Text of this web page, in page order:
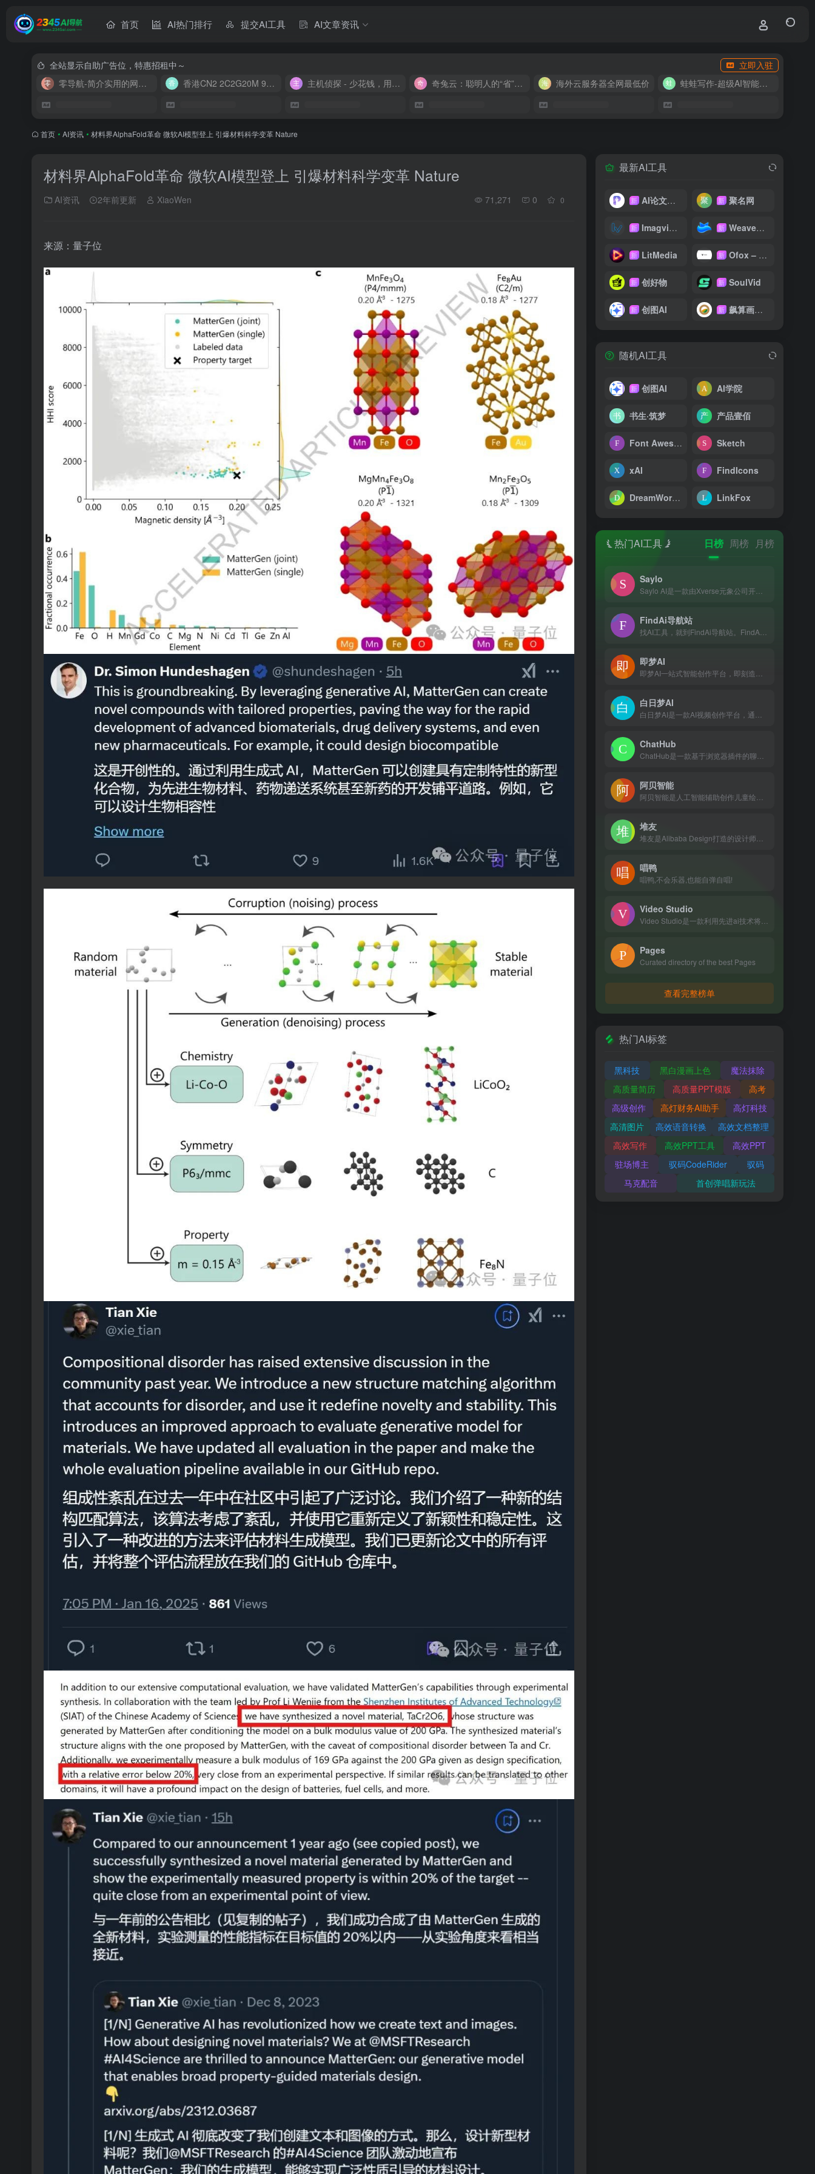
首页 AI热门排行 提交AI工具 AI文章资讯
全站显示自助广告位，特惠招租中～
立即入驻
零导航-简介实用的网址导航
香港CN2 2C2G20M 9.9/月 主机侦探 - 少花钱，用好云 奇兔云：聪明人的“省”钱计划！ 海外云服务器全网最低价 蛙蛙写作-超级AI智能写作助手
首页 • AI资讯 • 材料界AlphaFold革命 微软AI模型登上 引爆材料科学变革 Nature
材料界AlphaFold革命 微软AI模型登上 引爆材料科学变革 Nature
AI资讯 2年前更新 XiaoWen 71,271 0 0
来源：量子位
最新AI工具
新 AI论文写作 新 聚名网
新 Imagvio AI 新 WeaveFox
新 LitMedia 新 Ofox – 大模型 API 聚合平台
新 创好物 新 SoulVid
新 创图AI 新 飙算画影网
随机AI工具
新 创图AI AI学院
书生·筑梦 产品壹佰
Font Awesome Icon Sketch
xAI FindIcons
DreamWorld AI LinkFox
热门AI工具 日榜 周榜 月榜
Saylo
FindAi导航站
即梦AI
白日梦AI
ChatHub
阿贝智能
堆友
唱鸭
唱鸭,不会乐器,也能自弹自唱!
Video Studio
Pages
Curated directory of the best Pages
查看完整榜单
热门AI标签
黑科技 黑白漫画上色
魔法抹除
高质量简历
高质量PPT模版
高考
高级创作
高灯财务AI助手
高灯科技
高清图片
高效语音转换
高效文档整理
高效写作
高效PPT工具
高效PPT
驻场博主
驭码CodeRider
驭码
马克配音
首创弹唱新玩法